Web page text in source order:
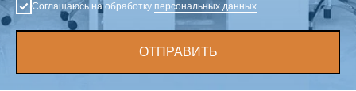
Соглашаюсь на обработку персональных данных
ОТПРАВИТЬ